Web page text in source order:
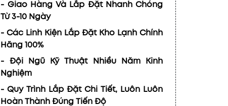
- Giao Hàng Và Lắp Đặt Nhanh Chóng
Từ 3-10 Ngày
- Các Linh Kiện Lắp Đặt Kho Lạnh Chính
Hãng 100%
- Đội Ngũ Kỹ Thuật Nhiều Năm Kinh
Nghiệm
- Quy Trình Lắp Đặt Chi Tiết, Luôn Luôn
Hoàn Thành Đúng Tiến Độ